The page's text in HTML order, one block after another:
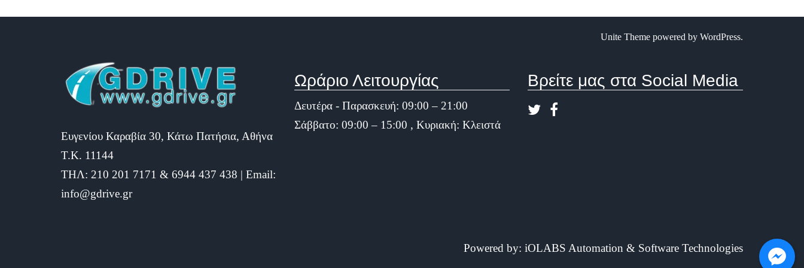
Unite Theme powered by WordPress.
Ευγενίου Καραβία 30, Κάτω Πατήσια, Αθήνα
Τ.Κ. 11144
ΤΗΛ: 210 201 7171 & 6944 437 438 | Email:
info@gdrive.gr
Ωράριο Λειτουργίας
Δευτέρα - Παρασκευή: 09:00 – 21:00
Σάββατο: 09:00 – 15:00 , Κυριακή: Κλειστά
Βρείτε μας στα Social Media
Powered by: iOLABS Automation & Software Technologies